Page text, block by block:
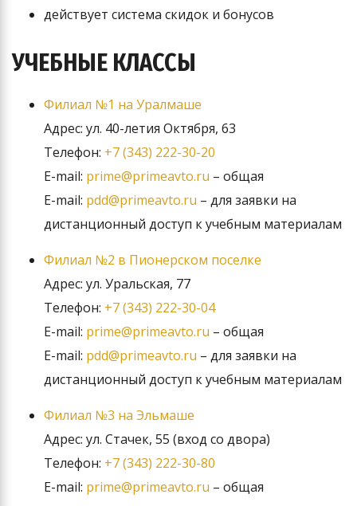
действует система скидок и бонусов
УЧЕБНЫЕ КЛАССЫ
Филиал №1 на Уралмаше
Адрес: ул. 40-летия Октября, 63
Телефон: +7 (343) 222-30-20
E-mail: prime@primeavto.ru – общая
E-mail: pdd@primeavto.ru – для заявки на
дистанционный доступ к учебным материалам
Филиал №2 в Пионерском поселке
Адрес: ул. Уральская, 77
Телефон: +7 (343) 222-30-04
E-mail: prime@primeavto.ru – общая
E-mail: pdd@primeavto.ru – для заявки на
дистанционный доступ к учебным материалам
Филиал №3 на Эльмаше
Адрес: ул. Стачек, 55 (вход со двора)
Телефон: +7 (343) 222-30-80
E-mail: prime@primeavto.ru – общая